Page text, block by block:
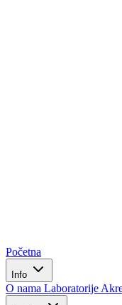
Početna
Info
O nama Laboratorije